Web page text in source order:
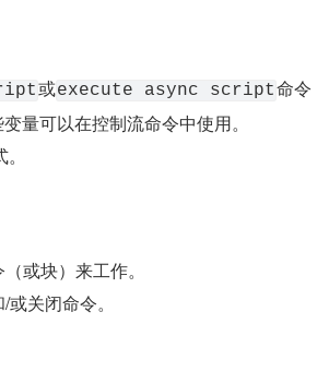
或execute async script命令
量可以在控制流命令中使用。
或块）来工作。
关闭命令。